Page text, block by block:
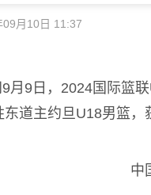
09月10日 11:37
9日，2024国际篮联
道主约旦U18男篮，